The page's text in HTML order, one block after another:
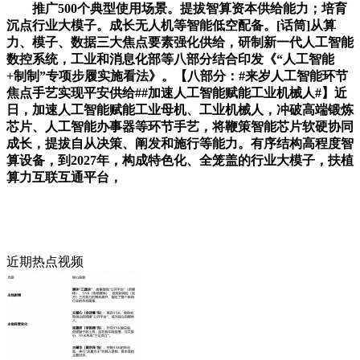
推广500个典型使用场景。提拔智算资本供给能力；培育
沉点行业大模子。成长无人机等智能低空配备。[话筒]从算
力、模子、数据三大焦点要素强化供给，研制新一代人工智能
数控系统，工业和消息化部等八部分结合印发《“人工智能
+制制”专项步履实施看法》。【八部分：#来岁人工智能环节
焦点手艺实现平安供给##加速人工智能赋能工业机械人#】近
日，加速人工智能赋能工业母机、工业机械人，冲破高端锻炼
芯片、人工智能办事器等环节手艺，将鞭策智能芯片软硬协同
成长，提拔自从决策、阐发和施行等能力。有序结构高程度智
算设备，到2027年，构成特色化、全笼盖的行业大模子，扶植
算力互联互通平台，
近期热点视频